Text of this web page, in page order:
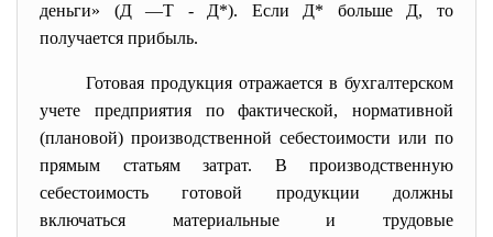
деньги» (Д —Т - Д*). Если Д* больше Д, то
получается прибыль.
Готовая продукция отражается в бухгалтерском
учете предприятия по фактической, нормативной
(плановой) производственной себестоимости или по
прямым статьям затрат. В производственную
себестоимость готовой продукции должны
включаться материальные и трудовые